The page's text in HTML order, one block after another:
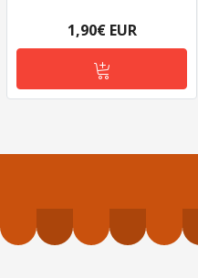
1,90€ EUR